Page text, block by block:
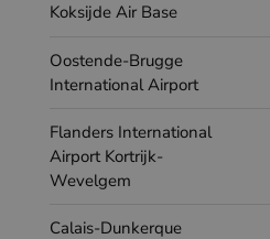
Koksijde Air Base
Oostende-Brugge
International Airport
Flanders International
Airport Kortrijk-
Wevelgem
Calais-Dunkerque